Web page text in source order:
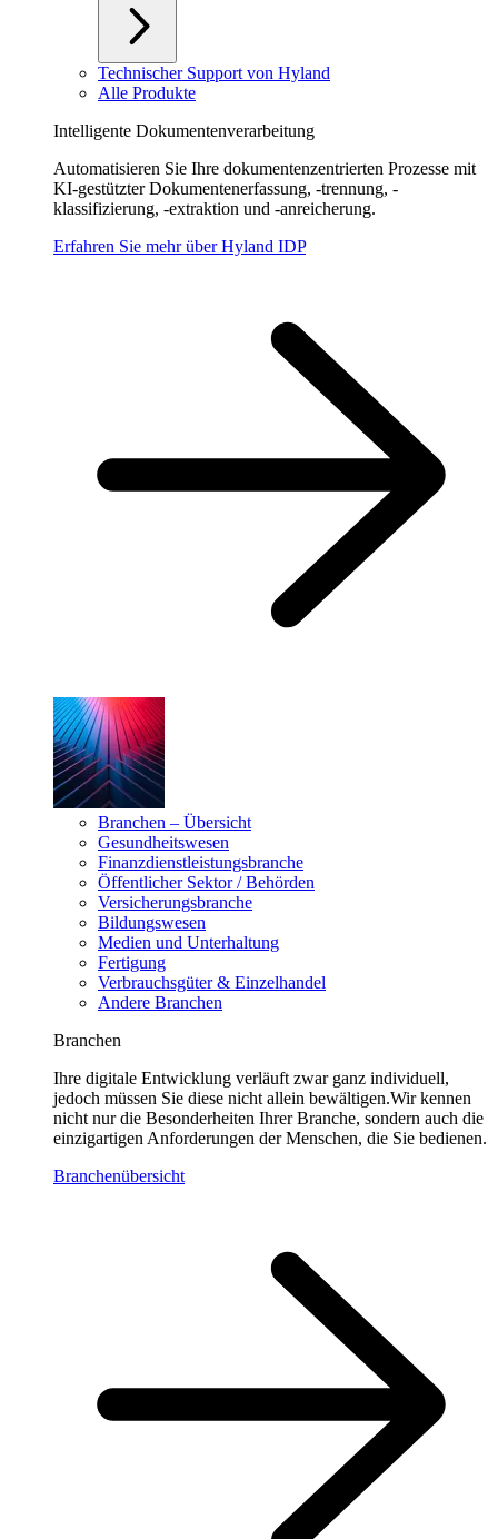
Technischer Support von Hyland
Alle Produkte
Intelligente Dokumentenverarbeitung
Automatisieren Sie Ihre dokumentenzentrierten Prozesse mit
KI-gestützter Dokumentenerfassung, -trennung, -
klassifizierung, -extraktion und -anreicherung.
Erfahren Sie mehr über Hyland IDP
Branchen – Übersicht
Gesundheitswesen
Finanzdienstleistungsbranche
Öffentlicher Sektor / Behörden
Versicherungsbranche
Bildungswesen
Medien und Unterhaltung
Fertigung
Verbrauchsgüter & Einzelhandel
Andere Branchen
Branchen
Ihre digitale Entwicklung verläuft zwar ganz individuell,
jedoch müssen Sie diese nicht allein bewältigen.Wir kennen
nicht nur die Besonderheiten Ihrer Branche, sondern auch die
einzigartigen Anforderungen der Menschen, die Sie bedienen.
Branchenübersicht